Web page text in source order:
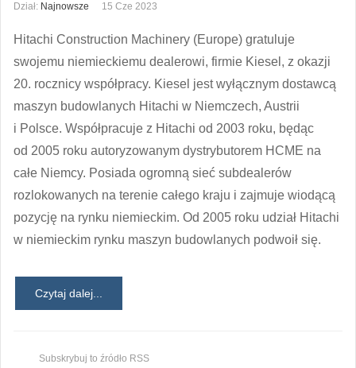
Dział: Najnowsze 15 Cze 2023
Hitachi Construction Machinery (Europe) gratuluje
swojemu niemieckiemu dealerowi, firmie Kiesel, z okazji
20. rocznicy współpracy. Kiesel jest wyłącznym dostawcą
maszyn budowlanych Hitachi w Niemczech, Austrii
i Polsce. Współpracuje z Hitachi od 2003 roku, będąc
od 2005 roku autoryzowanym dystrybutorem HCME na
całe Niemcy. Posiada ogromną sieć subdealerów
rozlokowanych na terenie całego kraju i zajmuje wiodącą
pozycję na rynku niemieckim. Od 2005 roku udział Hitachi
w niemieckim rynku maszyn budowlanych podwoił się.
Czytaj dalej...
Subskrybuj to źródło RSS